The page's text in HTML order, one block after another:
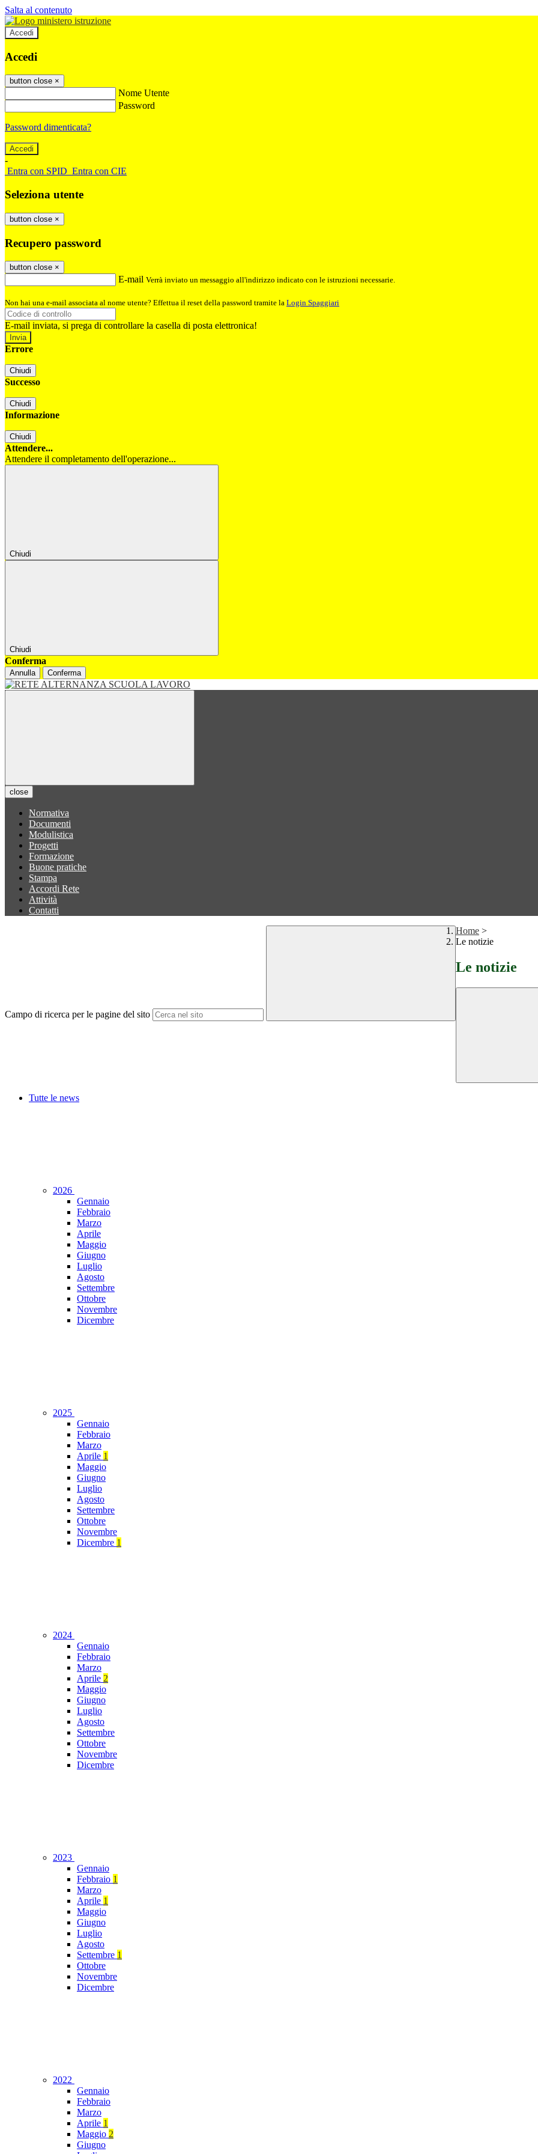
Salta al contenuto
Accedi
Accedi
button close ×
Nome Utente
Password
Password dimenticata?
-
Entra con SPID Entra con CIE
Seleziona utente
button close ×
Recupero password
button close ×
E-mail Verrà inviato un messaggio all'indirizzo indicato con le istruzioni necessarie.
Non hai una e-mail associata al nome utente? Effettua il reset della password tramite la Login Spaggiari
E-mail inviata, si prega di controllare la casella di posta elettronica!
Errore
Chiudi
Successo
Chiudi
Informazione
Chiudi
Attendere...
Attendere il completamento dell'operazione...
Chiudi
Chiudi
Conferma
Annulla Conferma
close
Normativa
Documenti
Modulistica
Progetti
Formazione
Buone pratiche
Stampa
Accordi Rete
Attività
Contatti
Campo di ricerca per le pagine del sito
Home >
Le notizie
Le notizie
Tutte le news
2026
Gennaio
Febbraio
Marzo
Aprile
Maggio
Giugno
Luglio
Agosto
Settembre
Ottobre
Novembre
Dicembre
2025
Gennaio
Febbraio
Marzo
Aprile 1
Maggio
Giugno
Luglio
Agosto
Settembre
Ottobre
Novembre
Dicembre 1
2024
Gennaio
Febbraio
Marzo
Aprile 2
Maggio
Giugno
Luglio
Agosto
Settembre
Ottobre
Novembre
Dicembre
2023
Gennaio
Febbraio 1
Marzo
Aprile 1
Maggio
Giugno
Luglio
Agosto
Settembre 1
Ottobre
Novembre
Dicembre
2022
Gennaio
Febbraio
Marzo
Aprile 1
Maggio 2
Giugno